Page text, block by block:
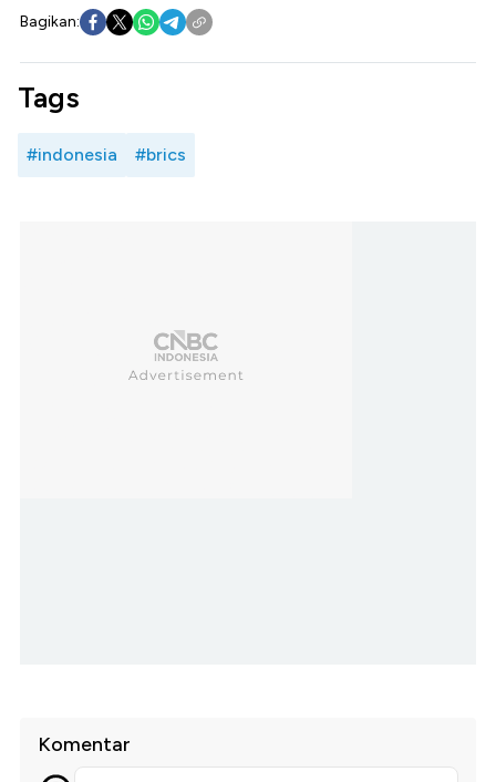
Bagikan:
Tags
#indonesia #brics
Komentar